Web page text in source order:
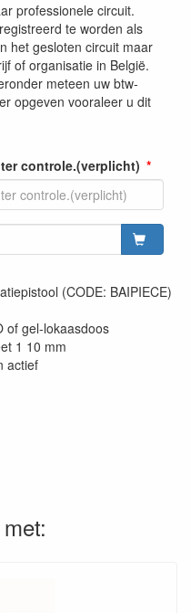
professionele circuit.
te worden als
het gesloten circuit maar
of organisatie in België.
meteen uw btw-
opgeven vooraleer u dit
controle.(verplicht)
(CODE: BAIPIECE)
of gel-lokaasdoos
1 10 mm
actief